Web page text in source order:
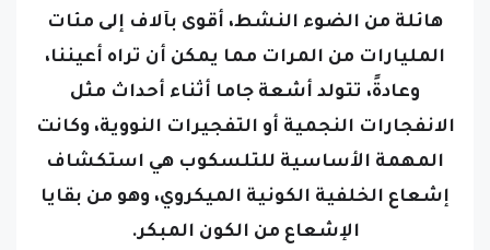
هائلة من الضوء النشط، أقوى بآلاف إلى مئات
المليارات من المرات مما يمكن أن تراه أعيننا،
وعادةً، تتولد أشعة جاما أثناء أحداث مثل
الانفجارات النجمية أو التفجيرات النووية، وكانت
المهمة الأساسية للتلسكوب هي استكشاف
إشعاع الخلفية الكونية الميكروي، وهو من بقايا
الإشعاع من الكون المبكر.